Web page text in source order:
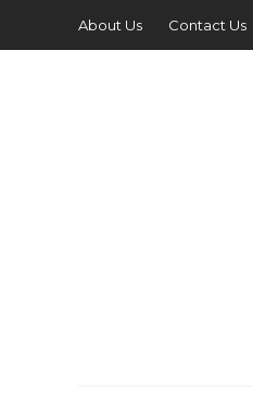
About Us Contact Us